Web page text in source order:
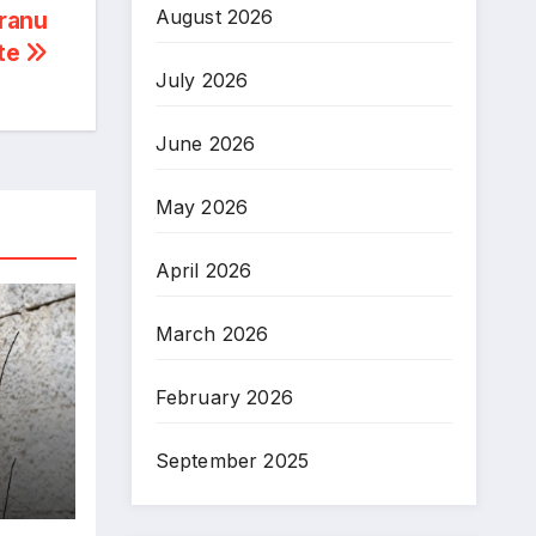
August 2026
July 2026
June 2026
May 2026
April 2026
March 2026
February 2026
September 2025